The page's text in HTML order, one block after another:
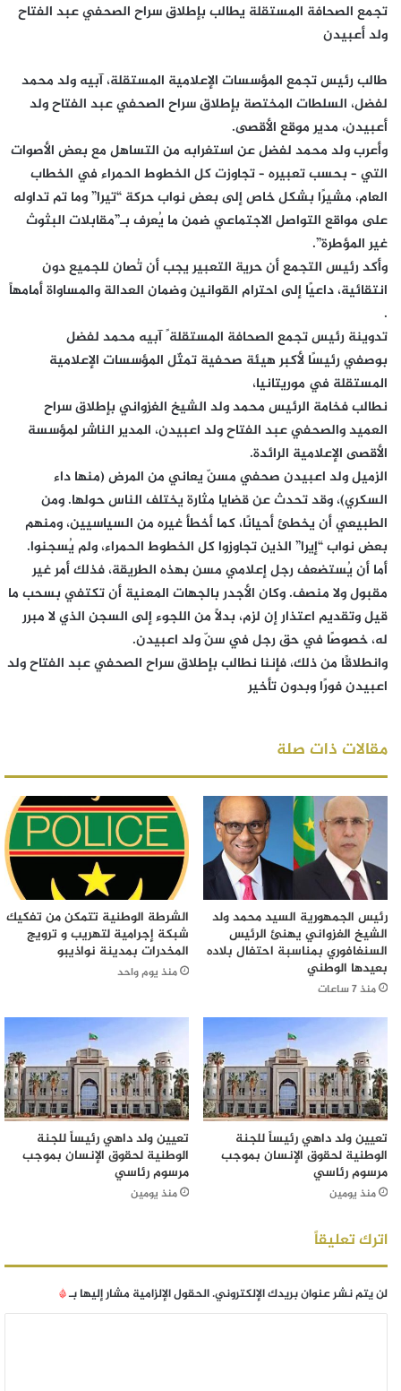
تجمع الصحافة المستقلة يطالب بإطلاق سراح الصحفي عبد الفتاح
ولد أعبيدن
طالب رئيس تجمع المؤسسات الإعلامية المستقلة، آبيه ولد محمد
لفضل، السلطات المختصة بإطلاق سراح الصحفي عبد الفتاح ولد
أعبيدن، مدير موقع الأقصى.
وأعرب ولد محمد لفضل عن استغرابه من التساهل مع بعض الأصوات
التي – بحسب تعبيره – تجاوزت كل الخطوط الحمراء في الخطاب
العام، مشيرًا بشكل خاص إلى بعض نواب حركة “تيرا” وما تم تداوله
على مواقع التواصل الاجتماعي ضمن ما يُعرف بـ”مقابلات البثوث
غير المؤطرة”.
وأكد رئيس التجمع أن حرية التعبير يجب أن تُصان للجميع دون
انتقائية، داعيًا إلى احترام القوانين وضمان العدالة والمساواة أمامهاً
.
تدوينة رئيس تجمع الصحافة المستقلة ً آبيه محمد لفضل
بوصفي رئيسًا لأكبر هيئة صحفية تمثّل المؤسسات الإعلامية
المستقلة في موريتانيا،
نطالب فخامة الرئيس محمد ولد الشيخ الغزواني بإطلاق سراح
العميد والصحفي عبد الفتاح ولد اعبيدن، المدير الناشر لمؤسسة
الأقصى الإعلامية الرائدة.
الزميل ولد اعبيدن صحفي مسنّ يعاني من المرض (منها داء
السكري)، وقد تحدث عن قضايا مثارة يختلف الناس حولها. ومن
الطبيعي أن يخطئ أحيانًا، كما أخطأ غيره من السياسيين، ومنهم
بعض نواب “إيرا” الذين تجاوزوا كل الخطوط الحمراء، ولم يُسجنوا.
أما أن يُستضعف رجل إعلامي مسن بهذه الطريقة، فذلك أمر غير
مقبول ولا منصف. وكان الأجدر بالجهات المعنية أن تكتفي بسحب ما
قيل وتقديم اعتذار إن لزم، بدلاً من اللجوء إلى السجن الذي لا مبرر
له، خصوصًا في حق رجل في سنّ ولد اعبيدن.
وانطلاقًا من ذلك، فإننا نطالب بإطلاق سراح الصحفي عبد الفتاح ولد
اعبيدن فورًا وبدون تأخير
مقالات ذات صلة
رئيس الجمهورية السيد محمد ولد
الشيخ الغزواني يهنئ الرئيس
السنغافوري بمناسبة احتفال بلاده
بعيدها الوطني
منذ 7 ساعات
الشرطة الوطنية تتمكن من تفكيك
شبكة إجرامية لتهريب و ترويج
المخدرات بمدينة نواذيبو
منذ يوم واحد
تعيين ولد داهي رئيساً للجنة
الوطنية لحقوق الإنسان بموجب
مرسوم رئاسي
منذ يومين
تعيين ولد داهي رئيساً للجنة
الوطنية لحقوق الإنسان بموجب
مرسوم رئاسي
منذ يومين
اترك تعليقاً
لن يتم نشر عنوان بريدك الإلكتروني.الحقول الإلزامية مشار إليها بـ*